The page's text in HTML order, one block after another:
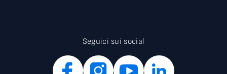
Seguici sui social